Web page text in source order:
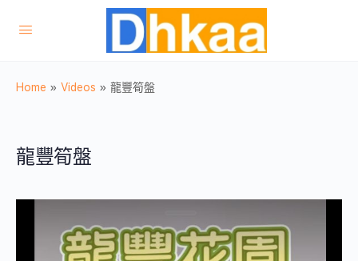
Home » Videos » 龍豐筍盤
龍豐筍盤